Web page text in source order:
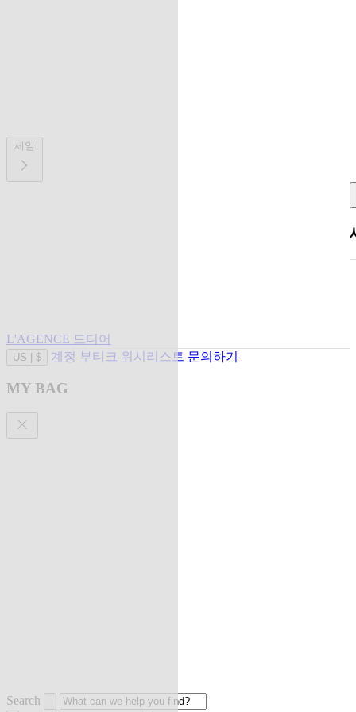
세일
L'AGENCE 드디어
US $ 계정 부티크 위시리스트 문의하기
MY BAG
Search